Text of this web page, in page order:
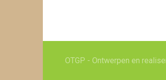
OTGP - Ontwerpen en